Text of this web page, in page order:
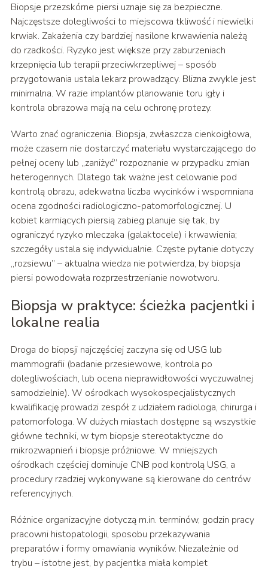
Biopsje przezskórne piersi uznaje się za bezpieczne.
Najczęstsze dolegliwości to miejscowa tkliwość i niewielki
krwiak. Zakażenia czy bardziej nasilone krwawienia należą
do rzadkości. Ryzyko jest większe przy zaburzeniach
krzepnięcia lub terapii przeciwkrzepliwej – sposób
przygotowania ustala lekarz prowadzący. Blizna zwykle jest
minimalna. W razie implantów planowanie toru igły i
kontrola obrazowa mają na celu ochronę protezy.
Warto znać ograniczenia. Biopsja, zwłaszcza cienkoigłowa,
może czasem nie dostarczyć materiału wystarczającego do
pełnej oceny lub „zaniżyć” rozpoznanie w przypadku zmian
heterogennych. Dlatego tak ważne jest celowanie pod
kontrolą obrazu, adekwatna liczba wycinków i wspomniana
ocena zgodności radiologiczno-patomorfologicznej. U
kobiet karmiących piersią zabieg planuje się tak, by
ograniczyć ryzyko mleczaka (galaktocele) i krwawienia;
szczegóły ustala się indywidualnie. Częste pytanie dotyczy
„rozsiewu” – aktualna wiedza nie potwierdza, by biopsja
piersi powodowała rozprzestrzenianie nowotworu.
Biopsja w praktyce: ścieżka pacjentki i
lokalne realia
Droga do biopsji najczęściej zaczyna się od USG lub
mammografii (badanie przesiewowe, kontrola po
dolegliwościach, lub ocena nieprawidłowości wyczuwalnej
samodzielnie). W ośrodkach wysokospecjalistycznych
kwalifikację prowadzi zespół z udziałem radiologa, chirurga i
patomorfologa. W dużych miastach dostępne są wszystkie
główne techniki, w tym biopsje stereotaktyczne do
mikrozwapnień i biopsje próżniowe. W mniejszych
ośrodkach częściej dominuje CNB pod kontrolą USG, a
procedury rzadziej wykonywane są kierowane do centrów
referencyjnych.
Różnice organizacyjne dotyczą m.in. terminów, godzin pracy
pracowni histopatologii, sposobu przekazywania
preparatów i formy omawiania wyników. Niezależnie od
trybu – istotne jest, by pacjentka miała komplet